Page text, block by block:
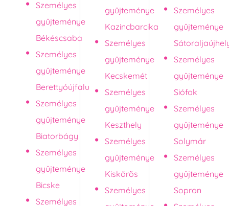
Személyes
gyűjteménye
Békéscsaba
Személyes
gyűjteménye
Berettyóújfalu
Személyes
gyűjteménye
Biatorbágy
Személyes
gyűjteménye
Bicske
Személyes
gyűjteménye
Kazincbarcika
Személyes
gyűjteménye
Kecskemét
Személyes
gyűjteménye
Keszthely
Személyes
gyűjteménye
Kiskőrös
Személyes
Személyes
gyűjteménye
Személyes
gyűjteménye
Siófok
Személyes
gyűjteménye
Solymár
Személyes
gyűjteménye
Sopron